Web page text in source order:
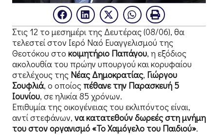
Στις 12 το μεσημέρι της Δευτέρας (08/06), θα
τελεστεί στον Ιερό Ναό Ευαγγελισμού της
Θεοτόκου στο κοιμητήριο Παπάγου, η εξόδιος
ακολουθία του πρώην υπουργού και κορυφαίου
στελέχους της Νέας Δημοκρατίας, Γιώργου
Σουφλιά, ο οποίος πέθανε την Παρασκευή 5
Ιουνίου, σε ηλικία 85 χρόνων.
Επιθυμία της οικογένειας του εκλιπόντος είναι,
αντί στεφάνων, να κατατεθούν δωρεές στη μνήμη
του στον οργανισμό «Το Χαμόγελο του Παιδιού».